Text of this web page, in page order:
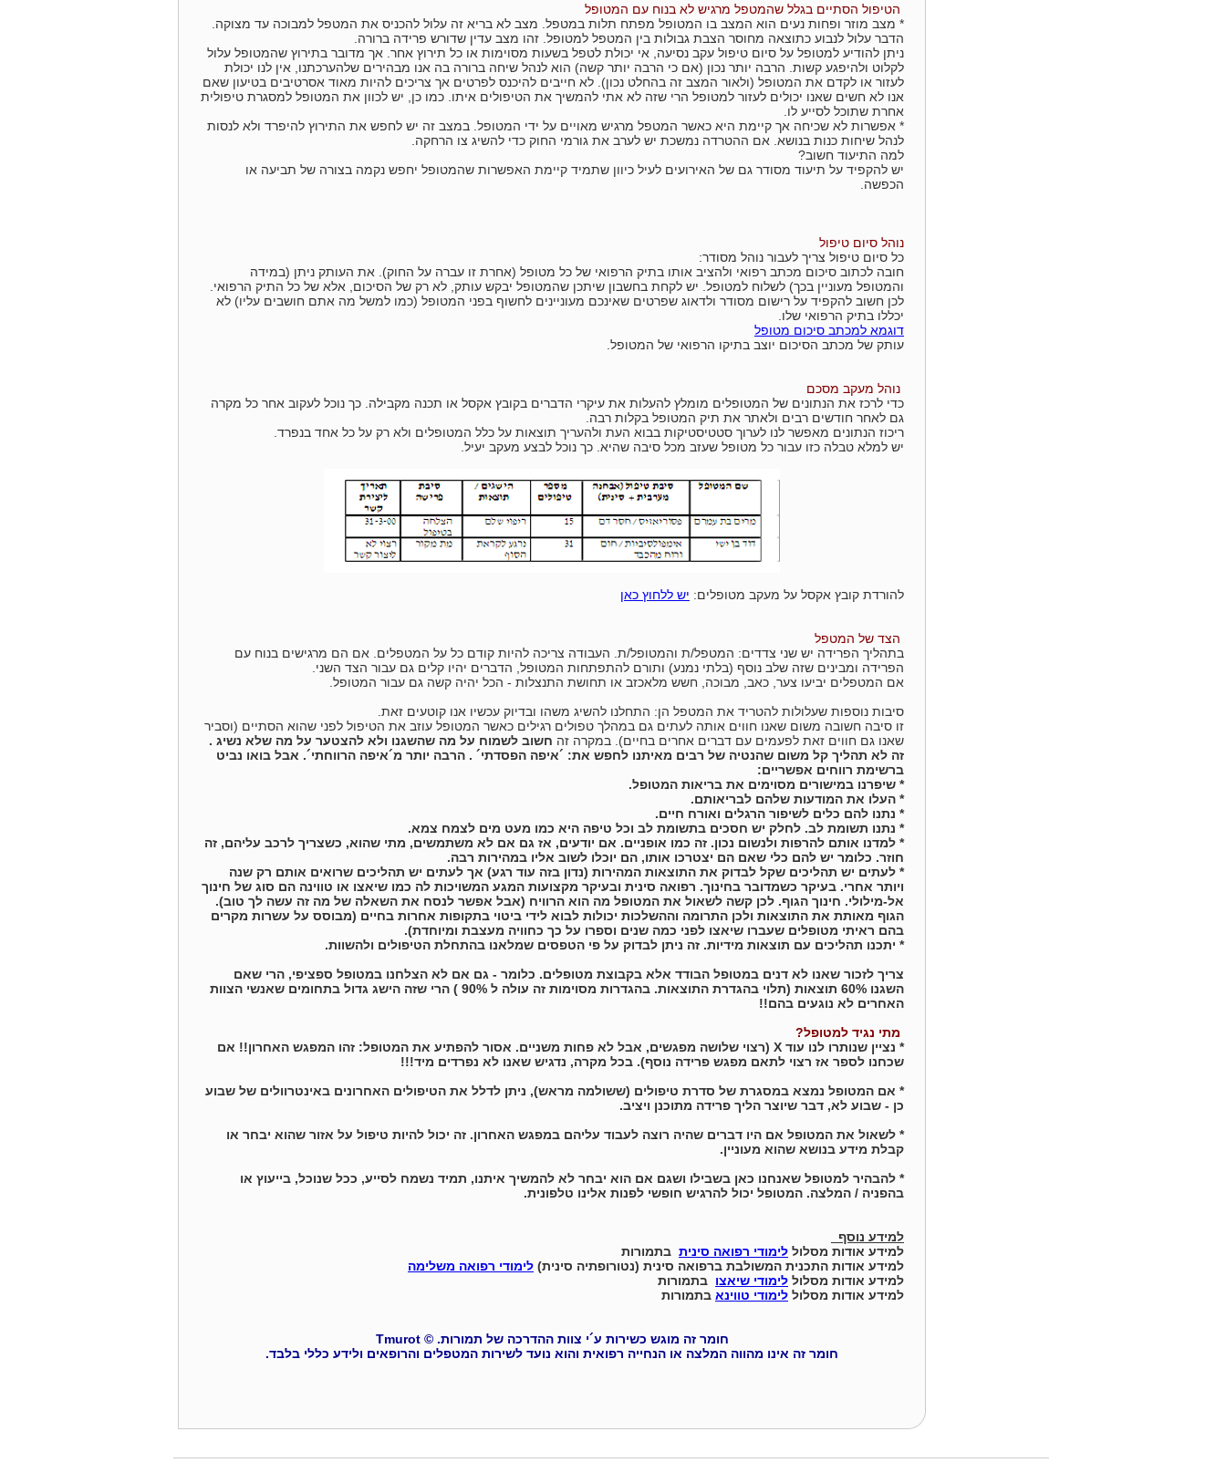
הטיפול הסתיים בגלל שהמטפל מרגיש לא בנוח עם המטופל
* מצב מוזר ופחות נעים הוא המצב בו המטופל מפתח תלות במטפל. מצב לא בריא זה עלול להכניס את המטפל למבוכה עד מצוקה.
הדבר עלול לנבוע כתוצאה מחוסר הצבת גבולות בין המטפל למטופל. זהו מצב עדין שדורש פרידה ברורה.
ניתן להודיע למטופל על סיום טיפול עקב נסיעה, אי יכולת לטפל בשעות מסוימות או כל תירוץ אחר. אך מדובר בתירוץ שהמטופל עלול
לקלוט ולהיפגע קשות. הרבה יותר נכון (אם כי הרבה יותר קשה) הוא לנהל שיחה ברורה בה אנו מבהירים שלהערכתנו, אין לנו יכולת
לעזור או לקדם את המטופל (ולאור המצב זה בהחלט נכון). לא חייבים להיכנס לפרטים אך צריכים להיות מאוד אסרטיבים בטיעון שאם
אנו לא חשים שאנו יכולים לעזור למטופל הרי שזה לא אתי להמשיך את הטיפולים איתו. כמו כן, יש לכוון את המטופל למסגרת טיפולית
אחרת שתוכל לסייע לו.
* אפשרות לא שכיחה אך קיימת היא כאשר המטפל מרגיש מאויים על ידי המטופל. במצב זה יש לחפש את התירוץ להיפרד ולא לנסות
לנהל שיחות כנות בנושא. אם ההטרדה נמשכת יש לערב את גורמי החוק כדי להשיג צו הרחקה.
למה התיעוד חשוב?
יש להקפיד על תיעוד מסודר גם של האירועים לעיל כיוון שתמיד קיימת האפשרות שהמטופל יחפש נקמה בצורה של תביעה או
הכפשה.
נוהל סיום טיפול
כל סיום טיפול צריך לעבור נוהל מסודר:
חובה לכתוב סיכום מכתב רפואי ולהציב אותו בתיק הרפואי של כל מטופל (אחרת זו עברה על החוק). את העותק ניתן (במידה
והמטופל מעוניין בכך) לשלוח למטופל. יש לקחת בחשבון שיתכן שהמטופל יבקש עותק, לא רק של הסיכום, אלא של כל התיק הרפואי.
לכן חשוב להקפיד על רישום מסודר ולדאוג שפרטים שאינכם מעוניינים לחשוף בפני המטופל (כמו למשל מה אתם חושבים עליו) לא
יכללו בתיק הרפואי שלו.
דוגמא למכתב סיכום מטופל
עותק של מכתב הסיכום יוצב בתיקו הרפואי של המטופל.
נוהל מעקב מסכם
כדי לרכז את הנתונים של המטופלים מומלץ להעלות את עיקרי הדברים בקובץ אקסל או תכנה מקבילה. כך נוכל לעקוב אחר כל מקרה
גם לאחר חודשים רבים ולאתר את תיק המטופל בקלות רבה.
ריכוז הנתונים מאפשר לנו לערוך סטטיסטיקות בבוא העת ולהעריך תוצאות על כלל המטופלים ולא רק על כל אחד בנפרד.
יש למלא טבלה כזו עבור כל מטופל שעזב מכל סיבה שהיא. כך נוכל לבצע מעקב יעיל.
להורדת קובץ אקסל על מעקב מטופלים: יש ללחוץ כאן
הצד של המטפל
בתהליך הפרידה יש שני צדדים: המטפל/ת והמטופל/ת. העבודה צריכה להיות קודם כל על המטפלים. אם הם מרגישים בנוח עם
הפרידה ומבינים שזה שלב נוסף (בלתי נמנע) ותורם להתפתחות המטופל, הדברים יהיו קלים גם עבור הצד השני.
אם המטפלים יביעו צער, כאב, מבוכה, חשש מלאכזב או תחושת התנצלות - הכל יהיה קשה גם עבור המטופל.
סיבות נוספות שעלולות להטריד את המטפל הן: התחלנו להשיג משהו ובדיוק עכשיו אנו קוטעים זאת.
זו סיבה חשובה משום שאנו חווים אותה לעתים גם במהלך טפולים רגילים כאשר המטופל עוזב את הטיפול לפני שהוא הסתיים (וסביר
שאנו גם חווים זאת לפעמים עם דברים אחרים בחיים). במקרה זה חשוב לשמוח על מה שהשגנו ולא להצטער על מה שלא נשיג .
זה לא תהליך קל משום שהנטיה של רבים מאיתנו לחפש את: ´איפה הפסדתי´ . הרבה יותר מ´איפה הרווחתי´. אבל בואו נביט
ברשימת רווחים אפשריים:
* שיפרנו במישורים מסוימים את בריאות המטופל.
* העלו את המודעות שלהם לבריאותם.
* נתנו להם כלים לשיפור הרגלים ואורח חיים.
* נתנו תשומת לב. לחלק יש חסכים בתשומת לב וכל טיפה היא כמו מעט מים לצמח צמא.
* למדנו אותם להרפות ולנשום נכון. זה כמו אופניים. אם יודעים, אז גם אם לא משתמשים, מתי שהוא, כשצריך לרכב עליהם, זה
חוזר. כלומר יש להם כלי שאם הם יצטרכו אותו, הם יוכלו לשוב אליו במהירות רבה.
* לעתים יש תהליכים שקל לבדוק את התוצאות המהירות (נדון בזה עוד רגע) אך לעתים יש תהליכים שרואים אותם רק שנה
ויותר אחרי. בעיקר כשמדובר בחינוך. רפואה סינית ובעיקר מקצועות המגע המשויכות לה כמו שיאצו או טווינה הם סוג של חינוך
אל-מילולי. חינוך הגוף. לכן קשה לשאול את המטופל מה הוא הרוויח (אבל אפשר לנסח את השאלה של מה זה עשה לך טוב).
הגוף מאותת את התוצאות ולכן התרומה וההשלכות יכולות לבוא לידי ביטוי בתקופות אחרות בחיים (מבוסס על עשרות מקרים
בהם ראיתי מטופלים שעברו שיאצו לפני כמה שנים וספרו על כך כחוויה מעצבת ומיוחדת).
* יתכנו תהליכים עם תוצאות מידיות. זה ניתן לבדוק על פי הטפסים שמלאנו בהתחלת הטיפולים ולהשוות.
צריך לזכור שאנו לא דנים במטופל הבודד אלא בקבוצת מטופלים. כלומר - גם אם לא הצלחנו במטופל ספציפי, הרי שאם
השגנו 60% תוצאות (תלוי בהגדרת התוצאות. בהגדרות מסוימות זה עולה ל 90% ) הרי שזה הישג גדול בתחומים שאנשי הצוות
האחרים לא נוגעים בהם!!
מתי נגיד למטופל?
* נציין שנותרו לנו עוד X (רצוי שלושה מפגשים, אבל לא פחות משניים. אסור להפתיע את המטופל: זהו המפגש האחרון!! אם
שכחנו לספר אז רצוי לתאם מפגש פרידה נוסף). בכל מקרה, נדגיש שאנו לא נפרדים מיד!!!
* אם המטופל נמצא במסגרת של סדרת טיפולים (ששולמה מראש), ניתן לדלל את הטיפולים האחרונים באינטרוולים של שבוע
כן - שבוע לא, דבר שיוצר הליך פרידה מתוכנן ויציב.
* לשאול את המטופל אם היו דברים שהיה רוצה לעבוד עליהם במפגש האחרון. זה יכול להיות טיפול על אזור שהוא יבחר או
קבלת מידע בנושא שהוא מעוניין.
* להבהיר למטופל שאנחנו כאן בשבילו ושגם אם הוא יבחר לא להמשיך איתנו, תמיד נשמח לסייע, ככל שנוכל, בייעוץ או
בהפניה / המלצה. המטופל יכול להרגיש חופשי לפנות אלינו טלפונית.
למידע נוסף
למידע אודות מסלול לימודי רפואה סינית בתמורות
למידע אודות התכנית המשולבת ברפואה סינית (נטורופתיה סינית) לימודי רפואה משלימה
למידע אודות מסלול לימודי שיאצו בתמורות
למידע אודות מסלול לימודי טווינא בתמורות
חומר זה מוגש כשירות ע´י צוות ההדרכה של תמורות. © Tmurot
חומר זה אינו מהווה המלצה או הנחייה רפואית והוא נועד לשירות המטפלים והרופאים ולידע כללי בלבד.